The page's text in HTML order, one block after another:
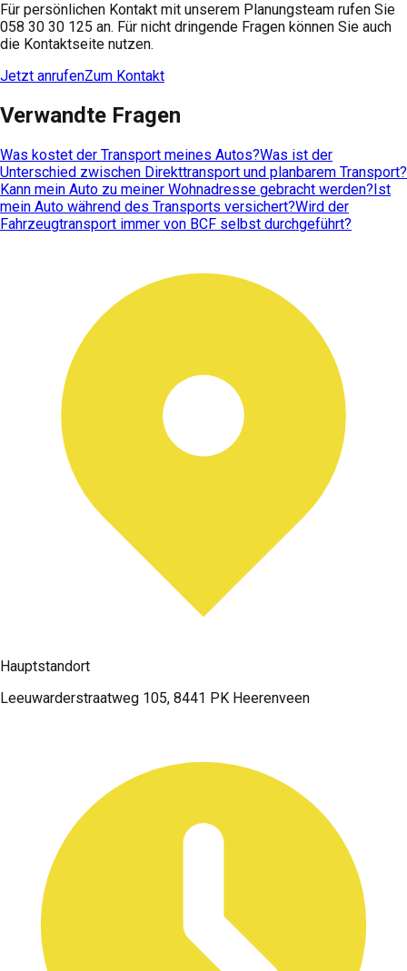
Für persönlichen Kontakt mit unserem Planungsteam rufen Sie
058 30 30 125 an. Für nicht dringende Fragen können Sie auch
die Kontaktseite nutzen.
Jetzt anrufenZum Kontakt
Verwandte Fragen
Was kostet der Transport meines Autos?Was ist der
Unterschied zwischen Direkttransport und planbarem Transport?
Kann mein Auto zu meiner Wohnadresse gebracht werden?Ist
mein Auto während des Transports versichert?Wird der
Fahrzeugtransport immer von BCF selbst durchgeführt?
Hauptstandort
Leeuwarderstraatweg 105, 8441 PK Heerenveen